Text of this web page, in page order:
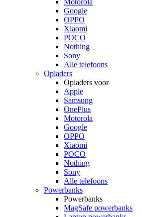
Motorola
Google
OPPO
Xiaomi
POCO
Nothing
Sony
Alle telefoons
Opladers
Opladers voor
Apple
Samsung
OnePlus
Motorola
Google
OPPO
Xiaomi
POCO
Nothing
Sony
Alle telefoons
Powerbanks
Powerbanks
MagSafe powerbanks